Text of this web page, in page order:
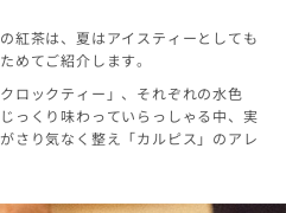
紅茶は、夏はアイスティーとしても
めてご紹介します。
ロックティー」、それぞれの水色
っくり味わっていらっしゃる中、実
さり気なく整え「カルピス」のアレ